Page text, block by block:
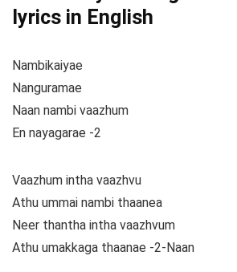
lyrics in English
Nambikaiyae
Nanguramae
Naan nambi vaazhum
En nayagarae -2
Vaazhum intha vaazhvu
Athu ummai nambi thaanea
Neer thantha intha vaazhvum
Athu umakkaga thaanae -2-Naan